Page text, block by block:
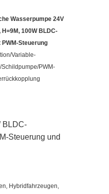
Wasserpumpe 24V
100W BLDC-
Steuerung
Variable-
PWM-
BLDC-
Steuerung und
Hybridfahrzeugen,